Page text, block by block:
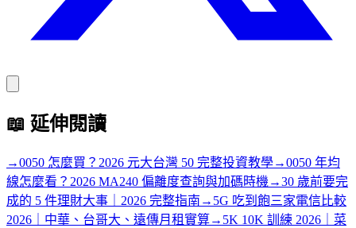
📖 延伸閱讀
→0050 怎麼買？2026 元大台灣 50 完整投資教學→0050 年均
線怎麼看？2026 MA240 偏離度查詢與加碼時機 →30 歲前要完
成的 5 件理財大事｜2026 完整指南 → 5G 吃到飽三家電信比較
2026｜中華、台哥大、遠傳月租實算→ 5K 10K 訓練 2026｜菜